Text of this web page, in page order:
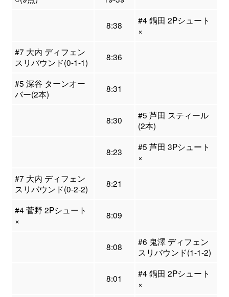
8:38
#4 鍋田 2Pシュート
×
#7 大内 ディフェン
スリバウンド(0-1-1)
8:36
#5 深谷 ターンオー
バー(2本)
8:31
8:30
#5 芦田 スティール
(2本)
8:23
#5 芦田 3Pシュート
×
#7 大内 ディフェン
スリバウンド(0-2-2)
8:21
#4 菅野 2Pシュート
×
8:09
8:08
#6 鬼澤 ディフェン
スリバウンド(1-1-2)
8:01
#4 鍋田 2Pシュート
×